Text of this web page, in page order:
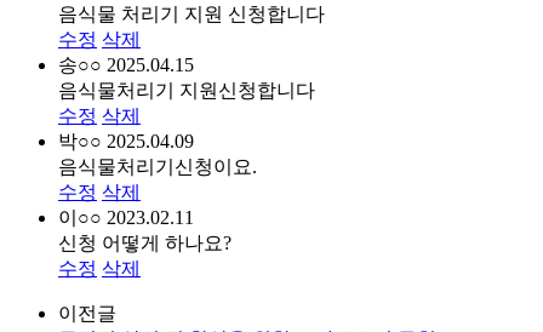
음식물 처리기 지원 신청합니다
수정 삭제
송○○ 2025.04.15
음식물처리기 지원신청합니다
수정 삭제
박○○ 2025.04.09
음식물처리기신청이요.
수정 삭제
이○○ 2023.02.11
신청 어떻게 하나요?
수정 삭제
이전글